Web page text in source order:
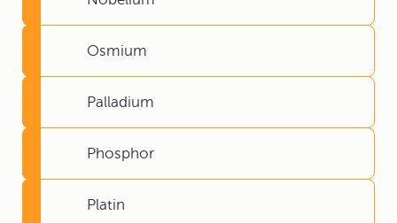
Osmium
Palladium
Phosphor
Platin